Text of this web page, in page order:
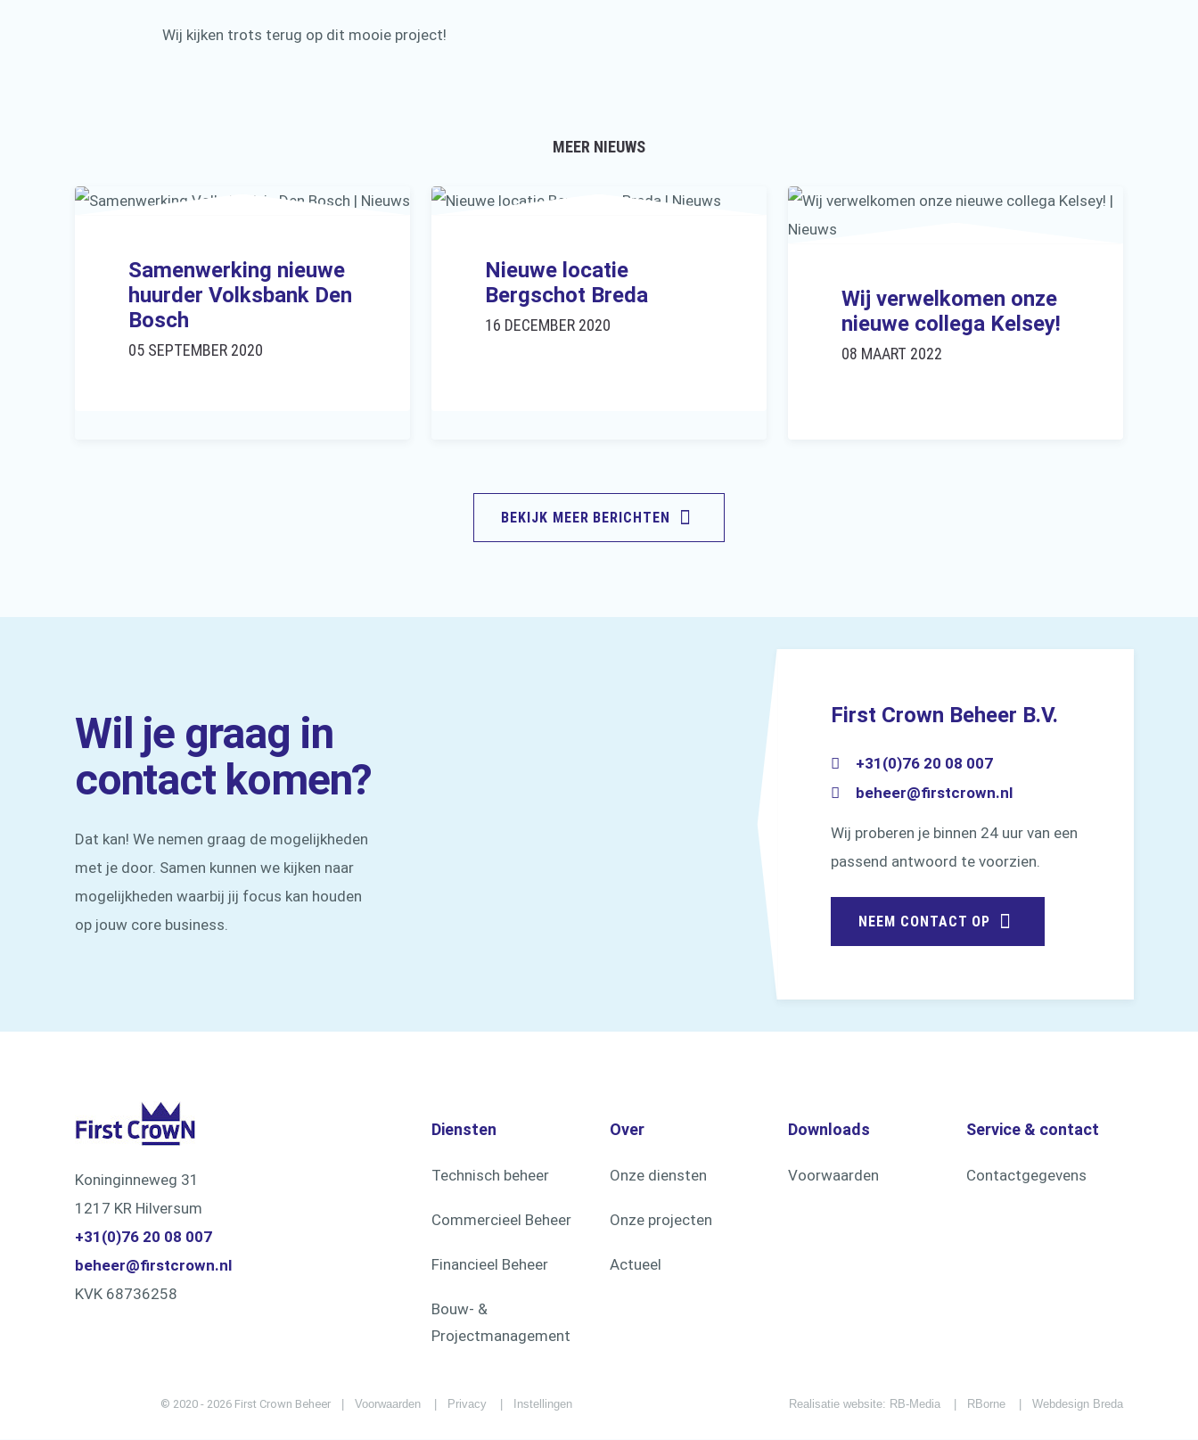
Wij kijken trots terug op dit mooie project!
MEER NIEUWS
Samenwerking nieuwe
huurder Volksbank Den
Bosch
05 SEPTEMBER 2020
Nieuwe locatie
Bergschot Breda
16 DECEMBER 2020
Wij verwelkomen onze
nieuwe collega Kelsey!
08 MAART 2022
BEKIJK MEER BERICHTEN
Wil je graag in
contact komen?
Dat kan! We nemen graag de mogelijkheden
met je door. Samen kunnen we kijken naar
mogelijkheden waarbij jij focus kan houden
op jouw core business.
First Crown Beheer B.V.
+31(0)76 20 08 007
beheer@firstcrown.nl
Wij proberen je binnen 24 uur van een
passend antwoord te voorzien.
NEEM CONTACT OP
Koninginneweg 31
1217 KR Hilversum
+31(0)76 20 08 007
beheer@firstcrown.nl
KVK 68736258
Diensten
Technisch beheer
Commercieel Beheer
Financieel Beheer
Bouw- &
Projectmanagement
Over
Onze diensten
Onze projecten
Actueel
Downloads
Voorwaarden
Service & contact
Contactgegevens
© 2020 - 2026 First Crown Beheer Voorwaarden Privacy Instellingen Realisatie website: RB-Media RBorne Webdesign Breda